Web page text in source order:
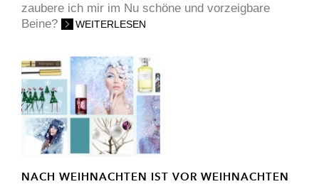
zaubere ich mir im Nu schöne und vorzeigbare
Beine?
WEITERLESEN
NACH WEIHNACHTEN IST VOR WEIHNACHTEN